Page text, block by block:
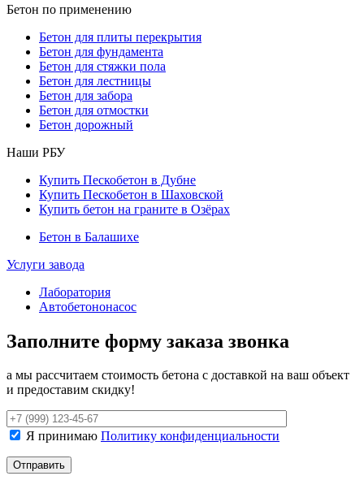
Бетон по применению
Бетон для плиты перекрытия
Бетон для фундамента
Бетон для стяжки пола
Бетон для лестницы
Бетон для забора
Бетон для отмостки
Бетон дорожный
Наши РБУ
Купить Пескобетон в Дубне
Купить Пескобетон в Шаховской
Купить бетон на граните в Озёрах
Бетон в Балашихе
Услуги завода
Лаборатория
Автобетононасос
Заполните форму заказа звонка
а мы рассчитаем стоимость бетона с доставкой на ваш объект
и предоставим скидку!
Я принимаю Политику конфиденциальности